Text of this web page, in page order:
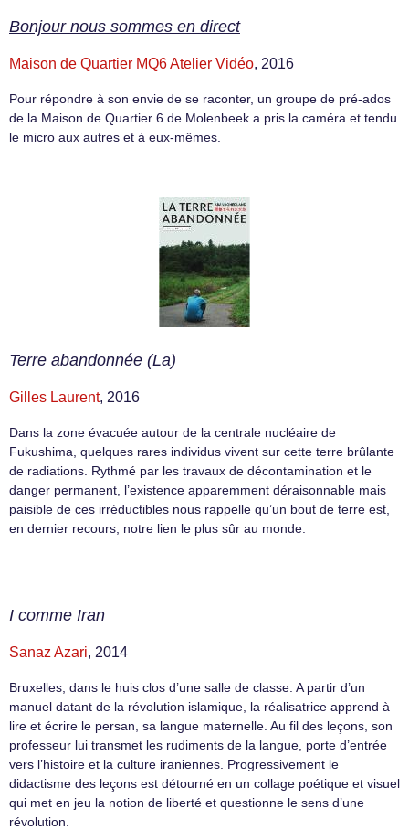
Bonjour nous sommes en direct
Maison de Quartier MQ6 Atelier Vidéo, 2016
Pour répondre à son envie de se raconter, un groupe de pré-ados
de la Maison de Quartier 6 de Molenbeek a pris la caméra et tendu
le micro aux autres et à eux-mêmes.
Terre abandonnée (La)
Gilles Laurent, 2016
Dans la zone évacuée autour de la centrale nucléaire de
Fukushima, quelques rares individus vivent sur cette terre brûlante
de radiations. Rythmé par les travaux de décontamination et le
danger permanent, l’existence apparemment déraisonnable mais
paisible de ces irréductibles nous rappelle qu’un bout de terre est,
en dernier recours, notre lien le plus sûr au monde.
I comme Iran
Sanaz Azari, 2014
Bruxelles, dans le huis clos d’une salle de classe. A partir d’un
manuel datant de la révolution islamique, la réalisatrice apprend à
lire et écrire le persan, sa langue maternelle. Au fil des leçons, son
professeur lui transmet les rudiments de la langue, porte d’entrée
vers l’histoire et la culture iraniennes. Progressivement le
didactisme des leçons est détourné en un collage poétique et visuel
qui met en jeu la notion de liberté et questionne le sens d’une
révolution.